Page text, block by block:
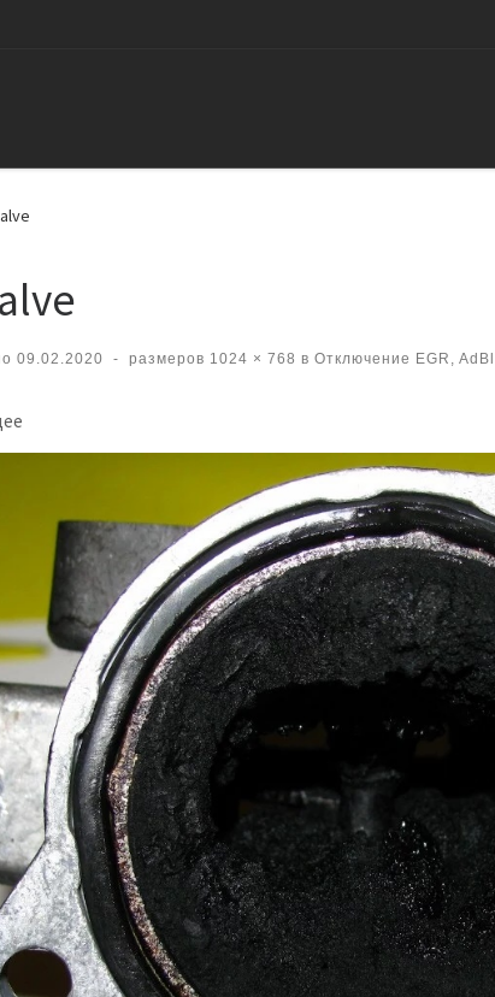
09.02.2020 - размеров 1024 × 768 в Отключение EGR,
по изображениям